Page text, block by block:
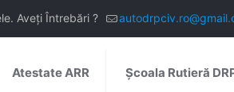
Aveți Întrebări ?
Atestate ARR Școala Rutieră